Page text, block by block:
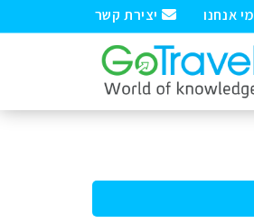
יצירת קשר מי אנחנו